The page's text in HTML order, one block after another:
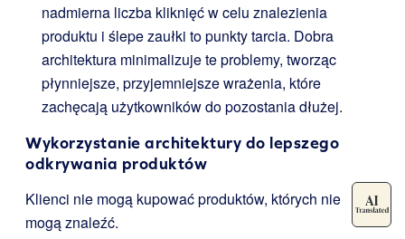
nadmierna liczba kliknięć w celu znalezienia
produktu i ślepe zaułki to punkty tarcia. Dobra
architektura minimalizuje te problemy, tworząc
płynniejsze, przyjemniejsze wrażenia, które
zachęcają użytkowników do pozostania dłużej.
Wykorzystanie architektury do lepszego
odkrywania produktów
Klienci nie mogą kupować produktów, których nie
mogą znaleźć.